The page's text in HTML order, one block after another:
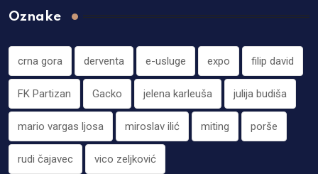
Oznake
crna gora derventa e-usluge expo filip david
FK Partizan Gacko jelena karleuša julija budiša
mario vargas ljosa miroslav ilić miting porše
rudi čajavec vico zeljković